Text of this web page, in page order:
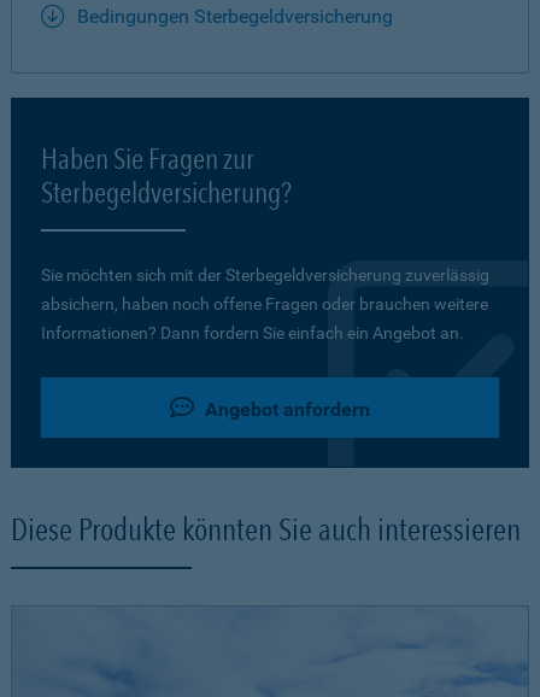
Bedingungen Sterbegeldversicherung
Haben Sie Fragen zur
Sterbegeldversicherung?
Sie möchten sich mit der Sterbegeldversicherung zuverlässig
absichern, haben noch offene Fragen oder brauchen weitere
Informationen? Dann fordern Sie einfach ein Angebot an.
Angebot anfordern
Diese Produkte könnten Sie auch interessieren